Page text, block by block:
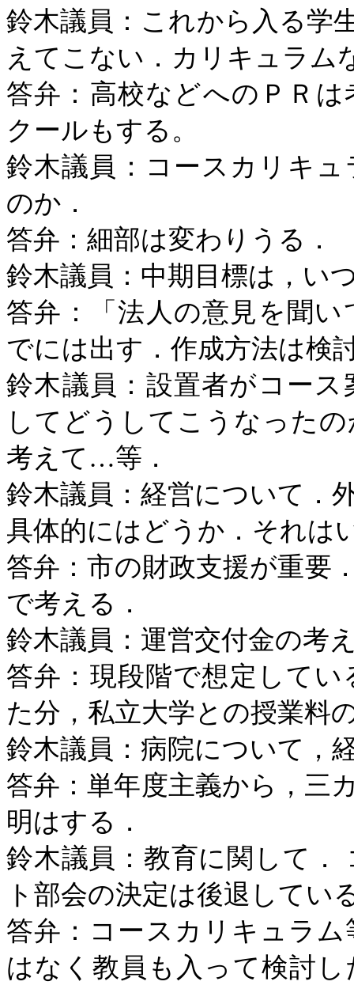
鈴木議員：これから入る学
えてこない．カリキュラム
答弁：高校などへのＰＲ
クールもする。
鈴木議員：コースカリキ
のか．
答弁：細部は変わりうる．
鈴木議員：中期目標は，い
答弁：「法人の意見を聞
でには出す．作成方法は検
鈴木議員：設置者がコー
してどうしてこうなった
考えて…等．
鈴木議員：経営について．
具体的にはどうか．それは
答弁：市の財政支援が重要
で考える．
鈴木議員：運営交付金の考
答弁：現段階で想定して
た分，私立大学との授業料
鈴木議員：病院について，
答弁：単年度主義から，三
明はする．
鈴木議員：教育に関して．
ト部会の決定は後退してい
答弁：コースカリキュラ
はなく教員も入って検討